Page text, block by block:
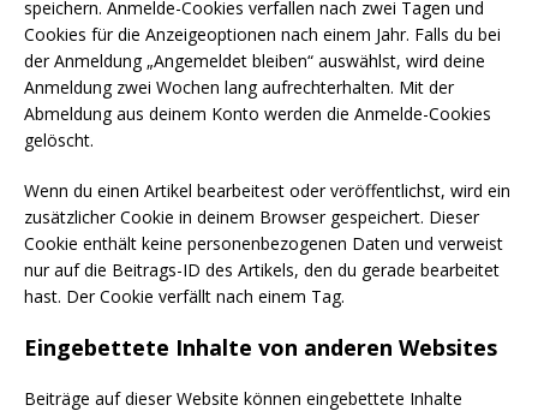
speichern. Anmelde-Cookies verfallen nach zwei Tagen und
Cookies für die Anzeigeoptionen nach einem Jahr. Falls du bei
der Anmeldung „Angemeldet bleiben“ auswählst, wird deine
Anmeldung zwei Wochen lang aufrechterhalten. Mit der
Abmeldung aus deinem Konto werden die Anmelde-Cookies
gelöscht.
Wenn du einen Artikel bearbeitest oder veröffentlichst, wird ein
zusätzlicher Cookie in deinem Browser gespeichert. Dieser
Cookie enthält keine personenbezogenen Daten und verweist
nur auf die Beitrags-ID des Artikels, den du gerade bearbeitet
hast. Der Cookie verfällt nach einem Tag.
Eingebettete Inhalte von anderen Websites
Beiträge auf dieser Website können eingebettete Inhalte